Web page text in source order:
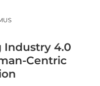
Industry 4.0
Centric